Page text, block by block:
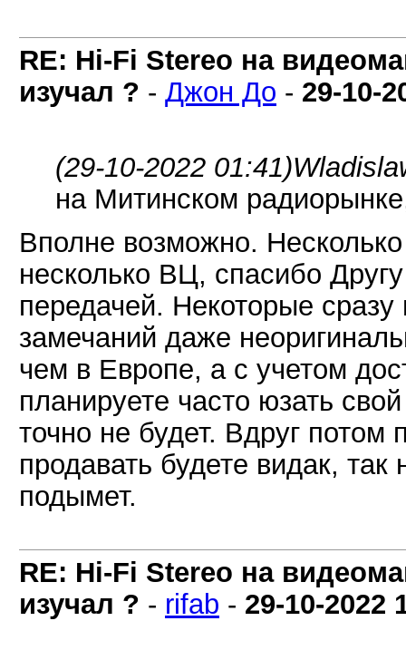
RE: Hi-Fi Stereo на
изучал ? - Джон До - 29-10-
(29-10-2022 01:41)
на Митинском
Вполне возможно.
несколько ВЦ, спасибо
передачей. Некоторые
замечаний даже
чем в Европе, а с учетом
планируете часто юзать
точно не будет. Вдруг
продавать будете видак,
подымет.
RE: Hi-Fi Stereo на
изучал ? - rifab - 29-10-2022